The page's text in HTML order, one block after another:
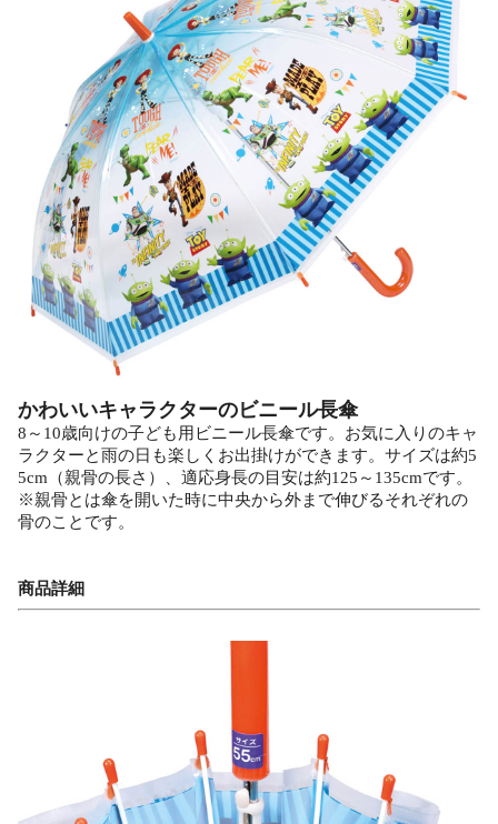
かわいいキャラクターのビニール長傘
8～10歳向けの子ども用ビニール長傘です。お気に入りのキャ
ラクターと雨の日も楽しくお出掛けができます。サイズは約5
5cm（親骨の長さ）、適応身長の目安は約125～135cmです。
※親骨とは傘を開いた時に中央から外まで伸びるそれぞれの
骨のことです。
商品詳細